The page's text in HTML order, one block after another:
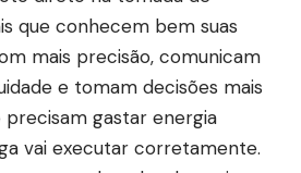
que conhecem bem suas
mais precisão, comunicam
e tomam decisões mais
precisam gastar energia
vai executar corretamente.